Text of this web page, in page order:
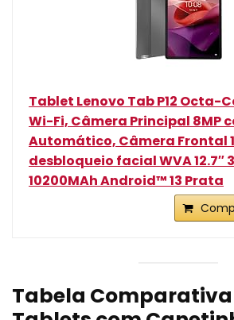
Tablet Lenovo Tab P12 Octa-
Wi-Fi, Câmera Principal 8MP
Automático, Câmera Frontal
desbloqueio facial WVA 12.7″
10200MAh Android™ 13 Prata
Tabela